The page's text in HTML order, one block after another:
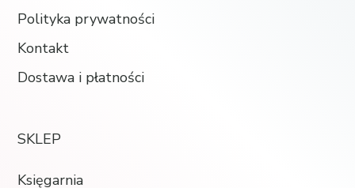
Polityka prywatności
Kontakt
Dostawa i płatności
SKLEP
Księgarnia